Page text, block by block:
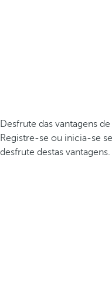
Desfrute das vantagens
Registre-se ou inicia-se
desfrute destas vantagens.